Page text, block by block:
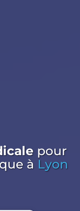
pour
à Lyon